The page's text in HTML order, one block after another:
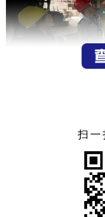
建德市应急管理
大排查大整治专项行
制，有效形成全领域、
（通讯员 黄展博）
扫一